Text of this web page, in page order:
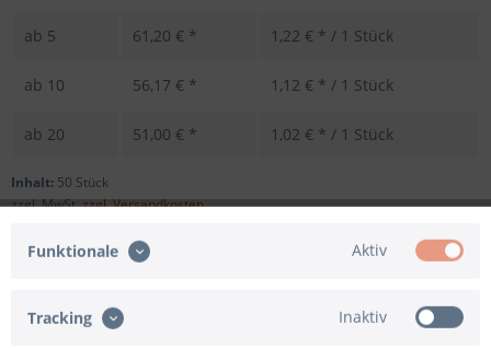
ab 5 61,20 € * 1,22 € * / 1 Stück
ab 10 56,17 € * 1,12 € * / 1 Stück
ab 20 51,00 € * 1,02 € * / 1 Stück
Inhalt: 50 Stück
zzgl. MwSt.zzgl. Versandkosten
Funktionale Aktiv
Tracking Inaktiv